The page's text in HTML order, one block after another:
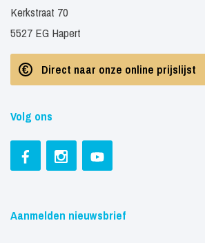
Kerkstraat 70
5527 EG Hapert
Direct naar onze online prijslijst
Volg ons
Aanmelden nieuwsbrief